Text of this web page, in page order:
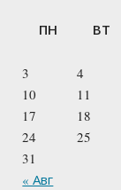
ПН ВТ
« Авг
3
4
10
11
17
18
24
25
31